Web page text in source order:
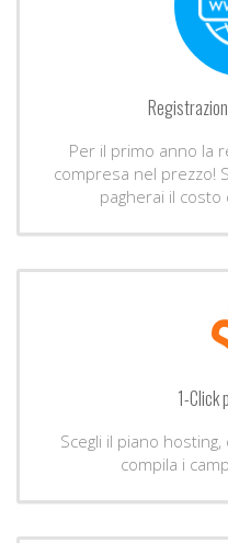
Per il primo anno la
compresa nel prezzo!
pagherai il
1-Click
Scegli il piano
compila i